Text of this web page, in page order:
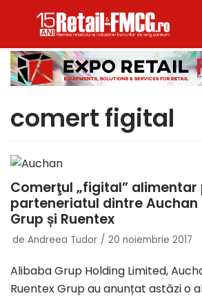
la
conținut
comert figital
Comerţul „figital” alimentar
parteneriatul dintre Auchan
Grup și Ruentex
de Andreea Tudor 20 noiembrie 2017
Alibaba Grup Holding Limited,
Ruentex Grup au anunțat astăzi o